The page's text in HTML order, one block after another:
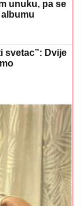
unuku, pa se
svetac”: Dvije